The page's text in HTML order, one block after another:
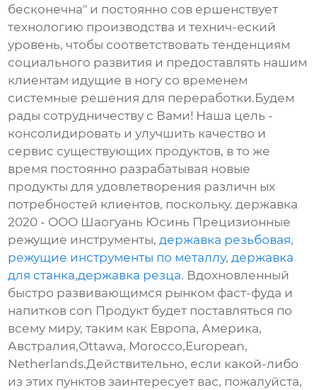
бесконечна" и постоянно сов ершенствует
технологию производства и технич-еский
уровень, чтобы соответствовать тенденциям
социального развития и предоставлять нашим
клиентам идущие в ногу со временем
системные решения для переработки.Будем
рады сотрудничеству с Вами! Наша цель -
консолидировать и улучшить качество и
сервис существующих продуктов, в то же
время постоянно разрабатывая новые
продукты для удовлетворения различн ых
потребностей клиентов, поскольку. державка
2020 - ООО Шаогуань Юсинь Прецизионные
режущие инструменты,державка резьбовая,
режущие инструменты по металлу,державка
для станка,державка резца. Вдохновленный
быстро развивающимся рынком фаст-фуда и
напитков con Продукт будет поставляться по
всему миру, таким как Европа, Америка,
Австралия,Ottawa, Morocco,European,
Netherlands.Действительно, если какой-либо
из этих пунктов заинтересует вас, пожалуйста,